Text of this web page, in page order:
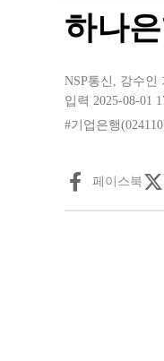
하나
NSP통신 , 강수인
입력 2025-08-01
#기업은행
페이스북